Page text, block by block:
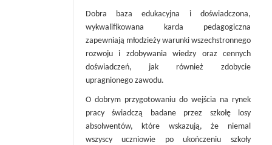
Dobra baza edukacyjna i doświadczona,
wykwalifikowana karda pedagogiczna
zapewniają młodzieży warunki wszechstronnego
rozwoju i zdobywania wiedzy oraz cennych
doświadczeń, jak również zdobycie
upragnionego zawodu.
O dobrym przygotowaniu do wejścia na rynek
pracy świadczą badane przez szkołę losy
absolwentów, które wskazują, że niemal
wszyscy uczniowie po ukończeniu szkoły